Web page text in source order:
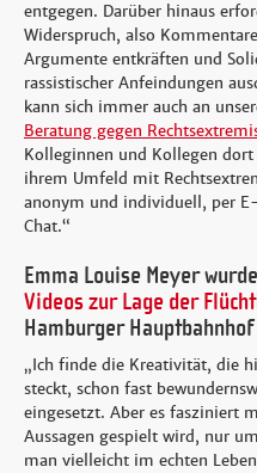
entgegen. Darüber hinaus
Widerspruch, also
Argumente entkräften und
rassistischer Anfeindungen
kann sich immer auch an
Beratung gegen
Kolleginnen und Kollegen
ihrem Umfeld mit
anonym und individuell, per
Chat.“
Emma Louise Meyer
Videos zur Lage der
Hamburger
„Ich finde die Kreativität, die
steckt, schon fast
eingesetzt. Aber es fasziniert
Aussagen gespielt wird, nur
man vielleicht im echten